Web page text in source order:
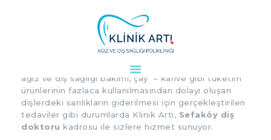
ANASAYFA
KURUMSAL
DOKTORLARIMIZ
TEDAVILER
Sefaköy Diş Doktoru
Diş beyazlatma işlemi, diş taşı temizleme işlemi,
ağız ve diş sağlığı bakımı, çay – kahve gibi tüketim
ürünlerinin fazlaca kullanılmasından dolayı oluşan
dişlerdeki sarılıkların giderilmesi için gerçekleştirilen
tedaviler gibi durumlarda Klinik Artı, Sefaköy diş
doktoru kadrosu ile sizlere hizmet sunuyor.